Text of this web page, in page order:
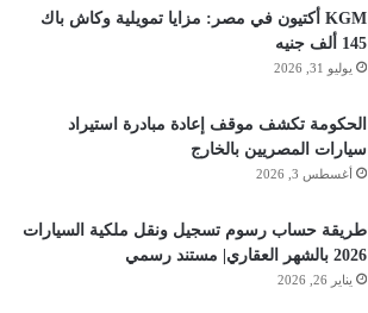
KGM أكتيون في مصر: مزايا تمويلية وكاش باك
145 ألف جنيه
يوليو 31, 2026
الحكومة تكشف موقف إعادة مبادرة استيراد
سيارات المصريين بالخارج
أغسطس 3, 2026
طريقة حساب رسوم تسجيل ونقل ملكية السيارات
2026 بالشهر العقاري| مستند رسمي
يناير 26, 2026